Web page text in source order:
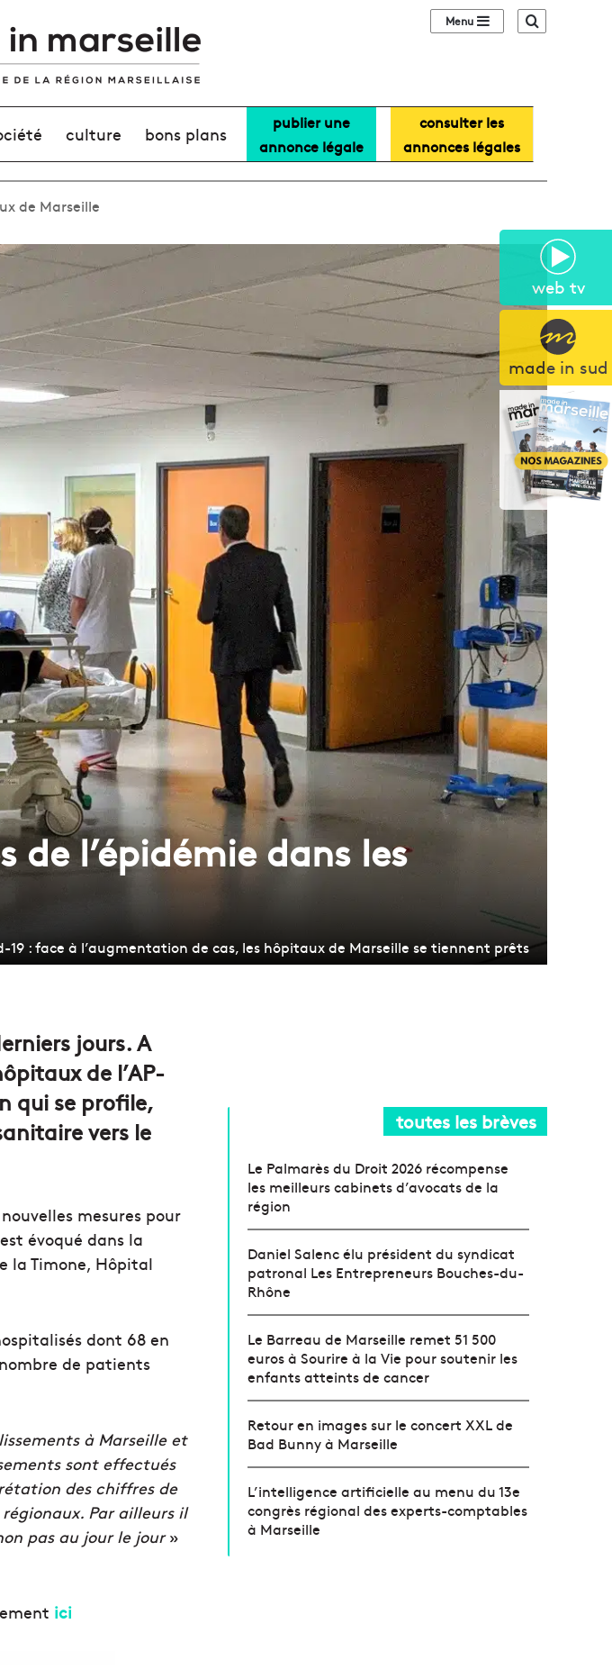
web tv
made in sud
Sidebar (barre
culture bons plans
publier une
annonce légale
consulter les
annonces légales
de Marseille
de l’épidémie dans les
19 : face à l’augmentation de cas, les hôpitaux de Marseille se tiennent prêts
jours. A
de l’AP-
qui se profile,
vers le
mesures pour
évoqué dans la
la Timone, Hôpital
dont 68 en
de patients
à Marseille et
sont effectués
des chiffres de
Par ailleurs il
pas au jour le jour»
ici
toutes les brèves
Le Palmarès du Droit 2026 récompense
les meilleurs cabinets d’avocats de la
région
Daniel Salenc élu président du syndicat
patronal Les Entrepreneurs Bouches-du-
Rhône
Le Barreau de Marseille remet 51 500
euros à Sourire à la Vie pour soutenir les
enfants atteints de cancer
Retour en images sur le concert XXL de
Bad Bunny à Marseille
L’intelligence artificielle au menu du 13e
congrès régional des experts-comptables
à Marseille